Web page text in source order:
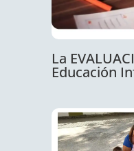
La
Educación